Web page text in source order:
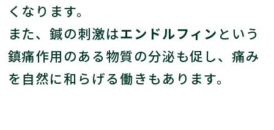
くなります。
また、鍼の刺激はエンドルフィン という
鎮痛作用のある物質の分泌も促し、痛み
を自然に和らげる働きもあります。